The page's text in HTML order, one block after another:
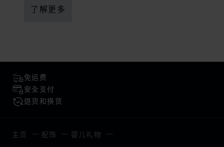
了解更多
免运费
安全支付
退货和换货
主页 配饰 婴儿礼物